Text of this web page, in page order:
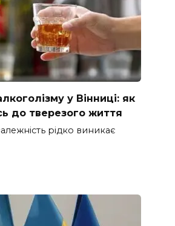
у Вінниці: як
до тверезого життя
рідко виникає